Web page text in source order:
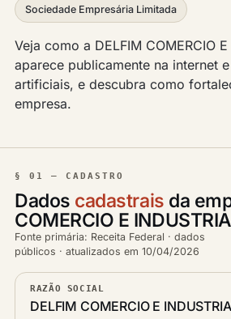
Sociedade Empresária Limitada
Veja como a DELFIM COMERCIO E
aparece publicamente na internet
artificiais, e descubra como
empresa.
§ 01 — CADASTRO
Dados cadastrais da
COMERCIO E
Fonte primária: Receita Federal · dados
públicos · atualizados em 10/04/2026
RAZÃO SOCIAL
DELFIM COMERCIO E